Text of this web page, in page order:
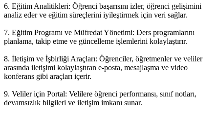
6. Eğitim Analitikleri: Öğrenci başarısını izler, öğrenci gelişimini
analiz eder ve eğitim süreçlerini iyileştirmek için veri sağlar.
7. Eğitim Programı ve Müfredat Yönetimi: Ders programlarını
planlama, takip etme ve güncelleme işlemlerini kolaylaştırır.
8. İletişim ve İşbirliği Araçları: Öğrenciler, öğretmenler ve veliler
arasında iletişimi kolaylaştıran e-posta, mesajlaşma ve video
konferans gibi araçları içerir.
9. Veliler için Portal: Velilere öğrenci performansı, sınıf notları,
devamsızlık bilgileri ve iletişim imkanı sunar.